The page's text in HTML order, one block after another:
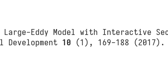
Eddy Model with Interactive
10 (1), 169-188 (2017).